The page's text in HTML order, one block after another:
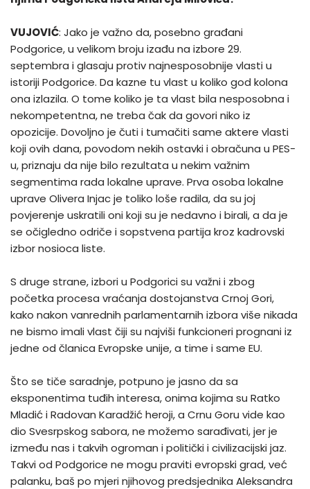
VUJOVIĆ: Jako je važno da, posebno građani
Podgorice, u velikom broju izađu na izbore 29.
septembra i glasaju protiv najnesposobnije vlasti u
istoriji Podgorice. Da kazne tu vlast u koliko god kolona
ona izlazila. O tome koliko je ta vlast bila nesposobna i
nekompetentna, ne treba čak da govori niko iz
opozicije. Dovoljno je čuti i tumačiti same aktere vlasti
koji ovih dana, povodom nekih ostavki i obračuna u PES-
u, priznaju da nije bilo rezultata u nekim važnim
segmentima rada lokalne uprave. Prva osoba lokalne
uprave Olivera Injac je toliko loše radila, da su joj
povjerenje uskratili oni koji su je nedavno i birali, a da je
se očigledno odriče i sopstvena partija kroz kadrovski
izbor nosioca liste.
S druge strane, izbori u Podgorici su važni i zbog
početka procesa vraćanja dostojanstva Crnoj Gori,
kako nakon vanrednih parlamentarnih izbora više nikada
ne bismo imali vlast čiji su najviši funkcioneri prognani iz
jedne od članica Evropske unije, a time i same EU.
Što se tiče saradnje, potpuno je jasno da sa
eksponentima tuđih interesa, onima kojima su Ratko
Mladić i Radovan Karadžić heroji, a Crnu Goru vide kao
dio Svesrpskog sabora, ne možemo sarađivati, jer je
između nas i takvih ogroman i politički i civilizacijski jaz.
Takvi od Podgorice ne mogu praviti evropski grad, već
palanku, baš po mjeri njihovog predsjednika Aleksandra